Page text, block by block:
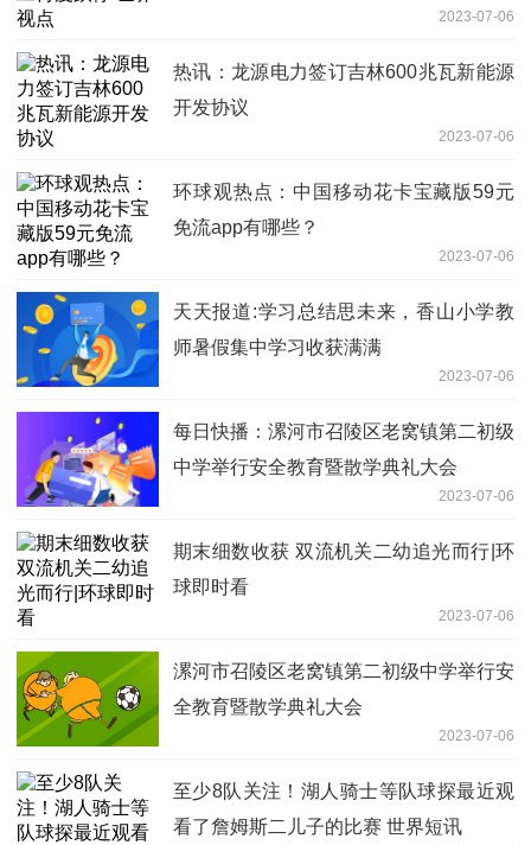
2023-07-06
热讯：龙源电力签订吉林600兆瓦新能源
开发协议
2023-07-06
环球观热点：中国移动花卡宝藏版59元
免流app有哪些？
2023-07-06
天天报道:学习总结思未来，香山小学教
师暑假集中学习收获满满
2023-07-06
每日快播：漯河市召陵区老窝镇第二初级
中学举行安全教育暨散学典礼大会
2023-07-06
期末细数收获 双流机关二幼追光而行|环
球即时看
2023-07-06
漯河市召陵区老窝镇第二初级中学举行安
全教育暨散学典礼大会
2023-07-06
至少8队关注！湖人骑士等队球探最近观
看了詹姆斯二儿子的比赛 世界短讯